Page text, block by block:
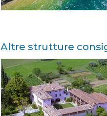
Altre strutture